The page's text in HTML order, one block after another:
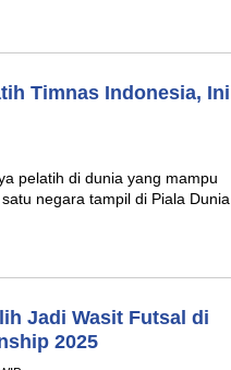
Timnas Indonesia, Ini
pelatih di dunia yang mampu
negara tampil di Piala Dunia
Jadi Wasit Futsal di
2025